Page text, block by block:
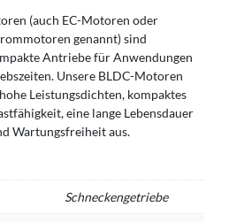
(auch EC-Motoren oder
genannt) sind
Antriebe für Anwendungen
Unsere BLDC-Motoren
Leistungsdichten, kompaktes
eine lange Lebensdauer
Wartungsfreiheit aus.
Schneckengetriebe